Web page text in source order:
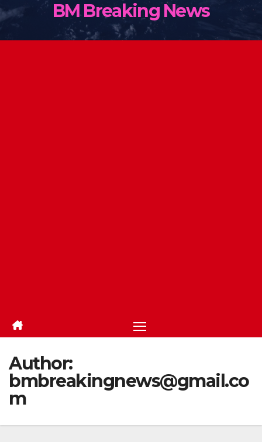
BM Breaking News
Author:
bmbreakingnews@gmail.co
m